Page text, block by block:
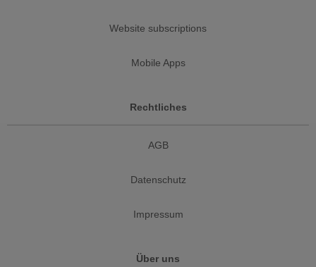
Website subscriptions
Mobile Apps
Rechtliches
AGB
Datenschutz
Impressum
Über uns